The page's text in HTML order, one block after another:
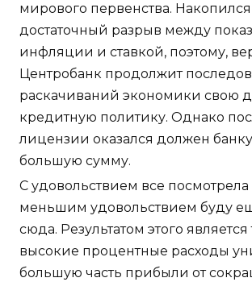
мирового первенства. Накопился
достаточный разрыв между
инфляции и ставкой, поэтому,
Центробанк продолжит
раскачиваний экономики свою
кредитную политику. Однако
лицензии оказался должен
большую сумму.
С удовольствием все посмотрела
меньшим удовольствием буду
сюда. Результатом этого является
высокие процентные расходы
большую часть прибыли от